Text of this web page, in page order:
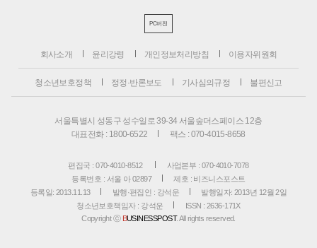
PC버전
회사소개 윤리강령 개인정보처리방침 이용자위원회
청소년보호정책 정정·반론보도 기사심의규정 불편신고
서울특별시 성동구 성수일로 39-34 서울숲더스페이스 12층
대표전화 : 1800-6522
팩스 : 070-4015-8658
편집국 : 070-4010-8512
사업본부 : 070-4010-7078
등록번호 : 서울 아 02897
제호 : 비즈니스포스트
등록일: 2013.11.13
발행·편집인 : 강석운
발행일자: 2013년 12월 2일
청소년보호책임자 : 강석운
ISSN : 2636-171X
Copyright ⓒ BUSINESSPOST. All rights reserved.